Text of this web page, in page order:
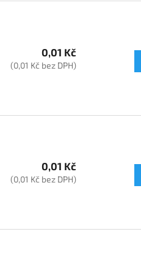
0,01 Kč
(0,01 Kč bez DPH)
0,01 Kč
(0,01 Kč bez DPH)